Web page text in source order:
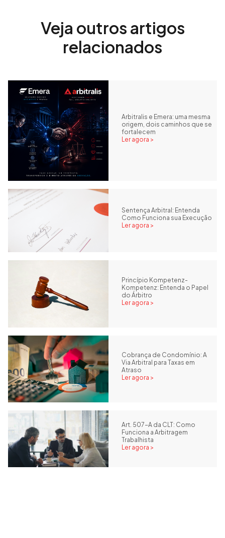
Veja outros artigos
relacionados
Arbitralis e Emera: uma mesma
origem, dois caminhos que se
fortalecem
Ler agora >
Sentença Arbitral: Entenda
Como Funciona sua Execução
Ler agora >
Princípio Kompetenz-
Kompetenz: Entenda o Papel
do Árbitro
Ler agora >
Cobrança de Condomínio: A
Via Arbitral para Taxas em
Atraso
Ler agora >
Art. 507-A da CLT: Como
Funciona a Arbitragem
Trabalhista
Ler agora >